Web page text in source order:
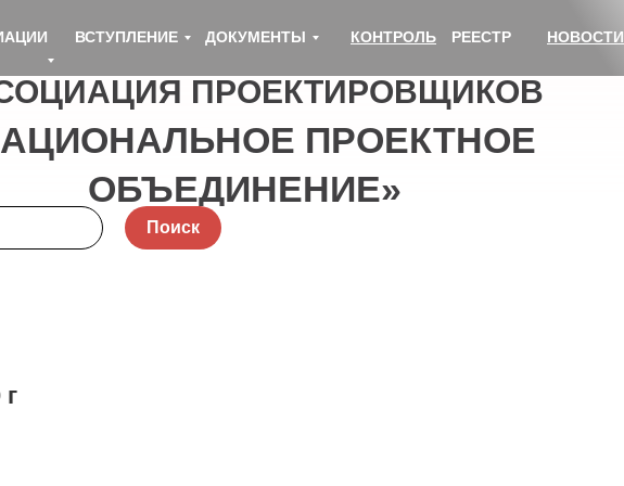
ДОКУМЕНТЫ
ВСТУПЛЕНИЕ КОНТРОЛЬ РЕЕСТР НОВОСТИ
ПРОЕКТИРОВЩИКОВ
ПРОЕКТНОЕ
ОБЪЕДИНЕНИЕ»
Поиск